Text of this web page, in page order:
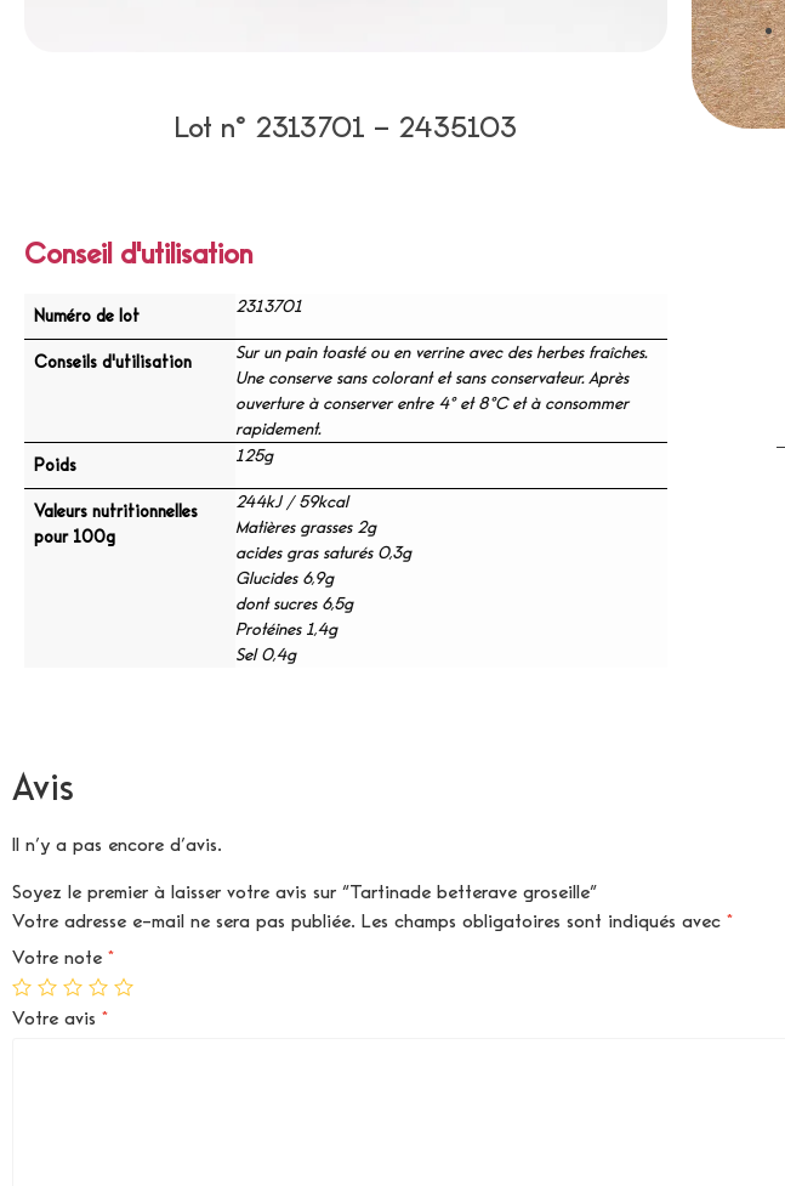
Lot n° 2313701 – 2435103
Conseil d'utilisation
Numéro de lot
2313701
Conseils d'utilisation
Sur un pain toasté ou en verrine avec des herbes fraîches.
Une conserve sans colorant et sans conservateur. Après
ouverture à conserver entre 4° et 8°C et à consommer
rapidement.
Poids
125g
Valeurs nutritionnelles
pour 100g
244kJ / 59kcal
Matières grasses 2g
acides gras saturés 0,3g
Glucides 6,9g
dont sucres 6,5g
Protéines 1,4g
Sel 0,4g
Avis
Il n’y a pas encore d’avis.
Soyez le premier à laisser votre avis sur “Tartinade betterave groseille”
Votre adresse e-mail ne sera pas publiée. Les champs obligatoires sont indiqués avec *
Votre note *
Votre avis *